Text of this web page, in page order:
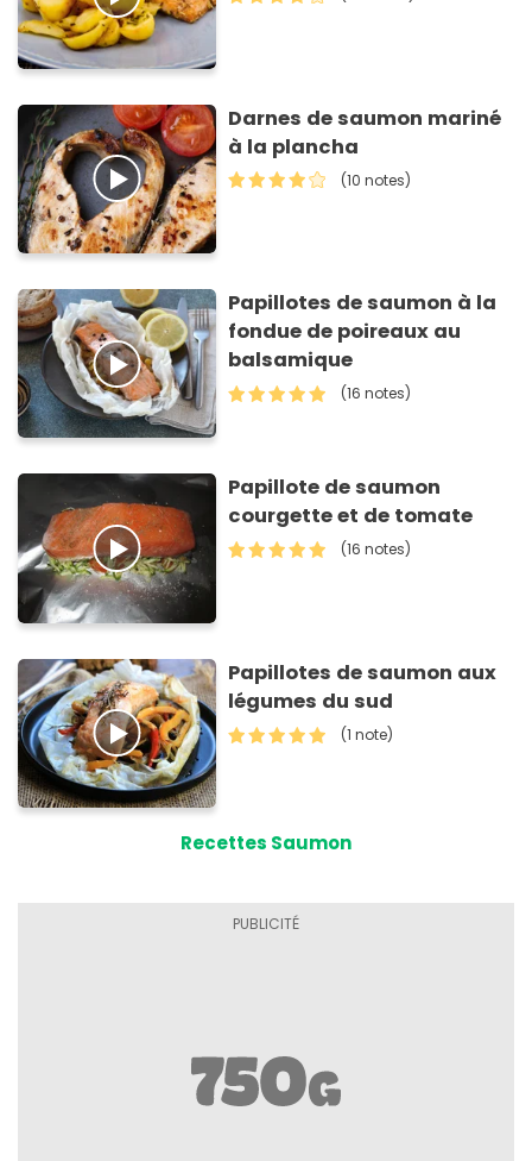
Darnes de saumon mariné
à la plancha
(10 notes)
Papillotes de saumon à la
fondue de poireaux au
balsamique
(16 notes)
Papillote de saumon
courgette et de tomate
(16 notes)
Papillotes de saumon aux
légumes du sud
(1 note)
Recettes Saumon